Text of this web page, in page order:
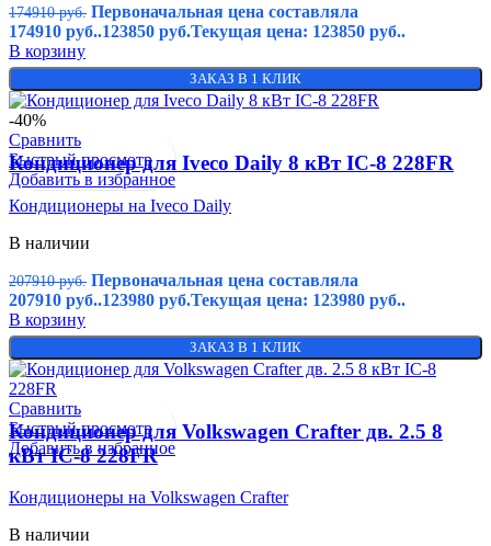
174910руб. Первоначальная цена составляла
174910 руб..123850 руб.Текущая цена: 123850 руб..
В корзину
ЗАКАЗ В 1 КЛИК
-40%
Сравнить
Быстрый просмотр
Добавить в избранное
Кондиционер для Iveco Daily 8 кВт IC-8 228FR
Кондиционеры на Iveco Daily
В наличии
207910руб. Первоначальная цена составляла
207910 руб..123980 руб.Текущая цена: 123980 руб..
В корзину
ЗАКАЗ В 1 КЛИК
Сравнить
Быстрый просмотр
Добавить в избранное
Кондиционер для Volkswagen Crafter дв. 2.5 8
кВт IC-8 228FR
Кондиционеры на Volkswagen Crafter
В наличии